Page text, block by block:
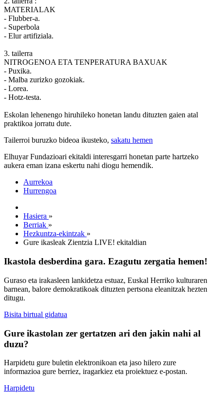
MATERIALAK
- Flubber-a.
- Superbola
- Elur artifiziala.
3. tailerra
NITROGENOA ETA TENPERATURA BAXUAK
- Puxika.
- Malba zurizko gozokiak.
- Lorea.
- Hotz-testa.
Eskolan lehenengo hiruhileko honetan landu dituzten gaien atal
praktikoa jorratu dute.
Tailerroi buruzko bideoa ikusteko, sakatu hemen
Elhuyar Fundazioari ekitaldi interesgarri honetan parte hartzeko
aukera eman izana eskertu nahi diogu hemendik.
Aurrekoa
Hurrengoa
Hasiera »
Berriak »
Hezkuntza-ekintzak »
Gure ikasleak Zientzia LIVE! ekitaldian
Ikastola desberdina gara. Ezagutu zergatia hemen!
Guraso eta irakasleen lankidetza estuaz, Euskal Herriko kulturaren
barnean, balore demokratikoak dituzten pertsona eleanitzak hezten
ditugu.
Bisita birtual gidatua
Gure ikastolan zer gertatzen ari den jakin nahi al
duzu?
Harpidetu gure buletin elektronikoan eta jaso hilero zure
informazioa gure berriez, iragarkiez eta proiektuez e-postan.
Harpidetu